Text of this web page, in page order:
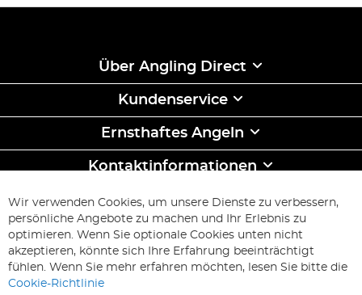
Über Angling Direct
Kundenservice
Ernsthaftes Angeln
Kontaktinformationen
ABONNIEREN & SPAREN
Melden
Sie
unseren
Newsletter
Abonnieren
Wir verwenden Cookies, um unsere Dienste zu verbessern,
persönliche Angebote zu machen und Ihr Erlebnis zu
optimieren. Wenn Sie optionale Cookies unten nicht
akzeptieren, könnte sich Ihre Erfahrung beeinträchtigt
fühlen. Wenn Sie mehr erfahren möchten, lesen Sie bitte die
Cookie-Richtlinie